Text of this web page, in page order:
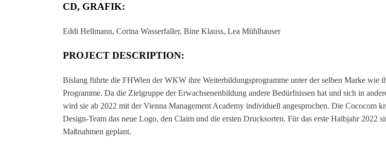
CD, GRAFIK:
Eddi Hellmann, Corina Wasserfaller, Bine Klauss, Lea Mühlhauser
PROJECT DESCRIPTION:
Bislang führte die FHWien der WKW ihre Weiterbildungsprogramme unter der selben Marke wie
Programme. Da die Zielgruppe der Erwachsenenbildung andere Bedürfnissen hat und sich in
wird sie ab 2022 mit der Vienna Management Academy individuell angesprochen. Die Cococom
Design-Team das neue Logo, den Claim und die ersten Drucksorten. Für das erste Halbjahr 2022
Maßnahmen geplant.